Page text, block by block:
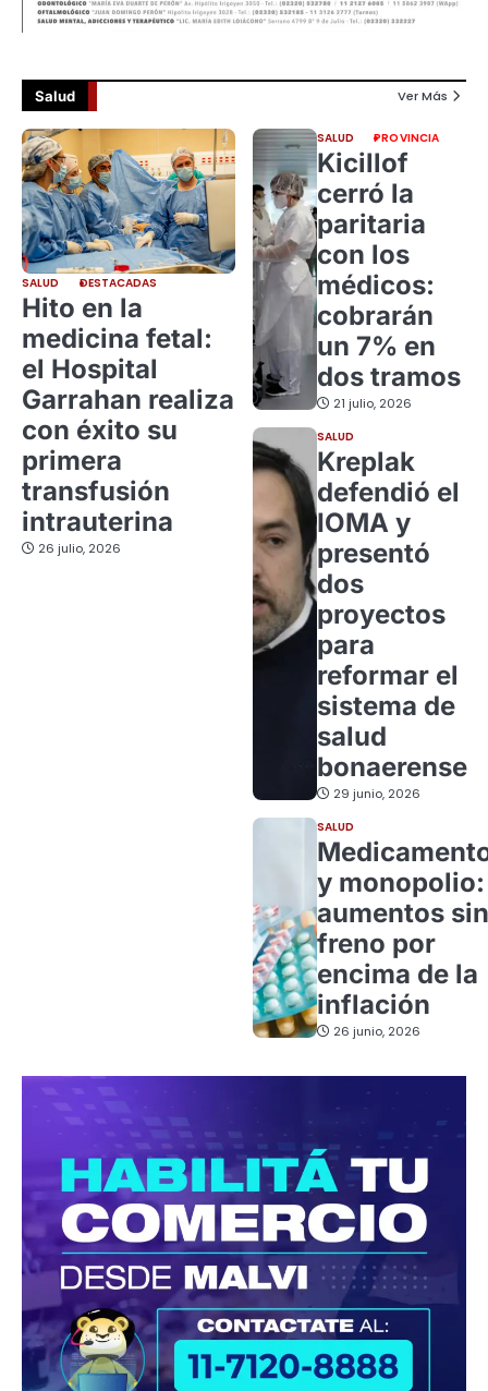
Salud Ver Más
SALUD DESTACADAS
Hito en la
medicina fetal:
el Hospital
Garrahan realiza
con éxito su
primera
transfusión
intrauterina
26 julio, 2026
SALUD PROVINCIA
Kicillof
cerró la
paritaria
con los
médicos:
cobrarán
un 7% en
dos tramos
21 julio, 2026
SALUD
Kreplak
defendió el
IOMA y
presentó
dos
proyectos
para
reformar el
sistema de
salud
bonaerense
29 junio, 2026
SALUD
y monopolio:
aumentos sin
freno por
encima de la
inflación
26 junio, 2026